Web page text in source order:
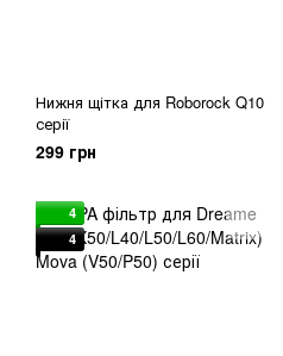
Нижня щітка для Roborock Q10
серії
299 грн
4
4